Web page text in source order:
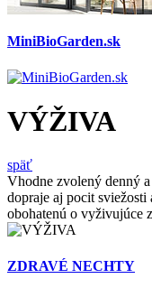
MiniBioGarden.sk
VÝŽIVA
späť
Vhodne zvolený denný
dopraje aj pocit
obohatenú o vyživujúce
ZDRAVÉ NECHTY